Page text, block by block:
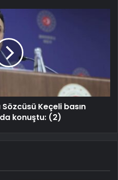
Sözcüsü Keçeli basın
konuştu: (2)